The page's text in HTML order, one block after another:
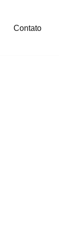
Contato